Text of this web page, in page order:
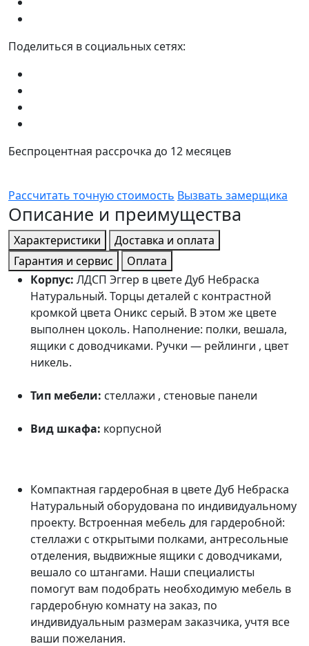
Поделиться в социальных сетях:
Беспроцентная рассрочка до 12 месяцев
Рассчитать точную стоимость Вызвать замерщика
Описание и преимущества
Характеристики
Доставка и оплата
Гарантия и сервис
Оплата
Корпус: ЛДСП Эггер в цвете Дуб Небраска
Натуральный. Торцы деталей с контрастной
кромкой цвета Оникс серый. В этом же цвете
выполнен цоколь. Наполнение: полки, вешала,
ящики с доводчиками. Ручки — рейлинги , цвет
никель.
Тип мебели: стеллажи , стеновые панели
Вид шкафа: корпусной
Компактная гардеробная в цвете Дуб Небраска
Натуральный оборудована по индивидуальному
проекту. Встроенная мебель для гардеробной:
стеллажи с открытыми полками, антресольные
отделения, выдвижные ящики с доводчиками,
вешало со штангами. Наши специалисты
помогут вам подобрать необходимую мебель в
гардеробную комнату на заказ, по
индивидуальным размерам заказчика, учтя все
ваши пожелания.